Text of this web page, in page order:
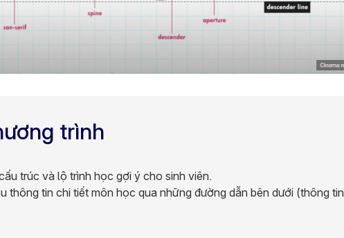
trình
trúc và lộ trình học gợi ý cho sinh viên.
thông tin chi tiết môn học qua những đường dẫn bên dưới (thông tin